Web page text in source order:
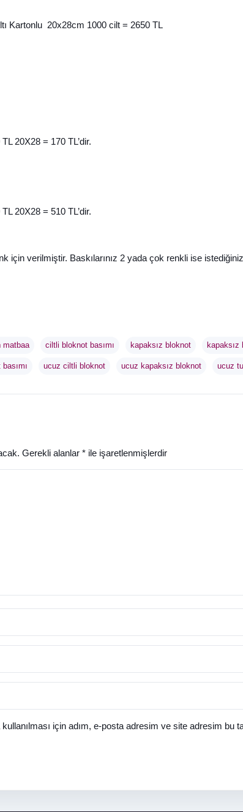
Kartonlu 20x28cm 1000 cilt = 2650 TL
20X28 = 170 TL’dir.
20X28 = 510 TL’dir.
için verilmiştir. Baskılarınız 2 yada çok renkli ise
matbaa ciltli bloknot basımı kapaksız bloknot kapaksız
ucuz ciltli bloknot ucuz kapaksız bloknot ucuz
Gerekli alanlar * ile işaretlenmişlerdir
için adım, e-posta adresim ve site adresim bu